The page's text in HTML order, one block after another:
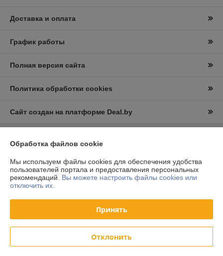
Доставка и оплата
График работы
Полная версия сайта
Политика обработки cookies
Сайт создан на платформе Deal.by
Информация для покупателя
Юридическое лицо:ООО "Вудлайк"
г.Минск.,ул.Уборевича 95А
Регистрационный номер ЕГР: 193107872
УНП: 193107872
Регистрационный орган: Минским горисполком
Дата регистрации компании: 04.02.2016
Ссылка на свидетельство/лицензию
Обработка файлов cookie
Мы используем файлы cookies для обеспечения удобства
пользователей портала и предоставления персональных
рекомендаций. Вы можете настроить файлы cookies или
отключить их.
Принять
Отклонить